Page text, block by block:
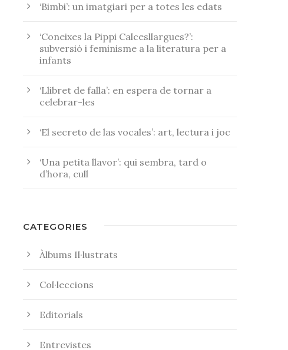
‘Bimbi’: un imatgiari per a totes les edats
‘Coneixes la Pippi Calcesllargues?’:
subversió i feminisme a la literatura per a
infants
‘Llibret de falla’: en espera de tornar a
celebrar-les
‘El secreto de las vocales’: art, lectura i joc
‘Una petita llavor’: qui sembra, tard o
d’hora, cull
CATEGORIES
Àlbums Il·lustrats
Col·leccions
Editorials
Entrevistes